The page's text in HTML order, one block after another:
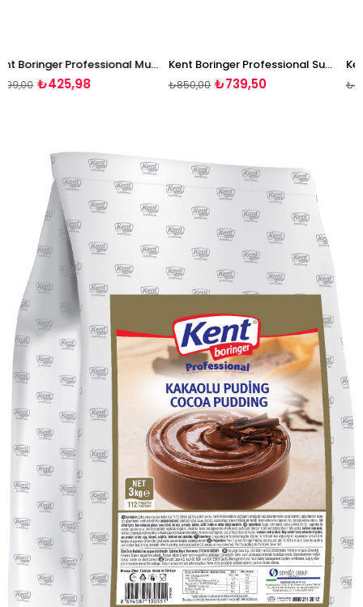
Kent Boringer Professional Muzlu Puding 3 Kg Kent Boringer Professional Supangle 3 Kg
₺739,50